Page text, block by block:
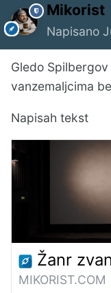
Mikorist
Napisano
Gledo
vanzemaljcima
Napisah tekst
Žanr
MIKORIST.COM